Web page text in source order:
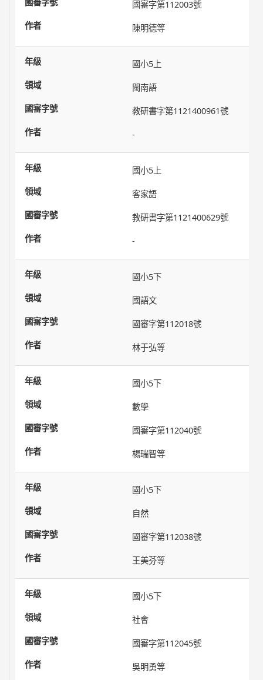
國審字第112003號
陳明德等
國小5上
閩南語
教研書字第1121400961號
-
國小5上
客家語
教研書字第1121400629號
-
國小5下
國語文
國審字第112018號
林于弘等
國小5下
數學
國審字第112040號
楊瑞智等
國小5下
自然
國審字第112038號
王美芬等
國小5下
社會
國審字第112045號
吳明勇等